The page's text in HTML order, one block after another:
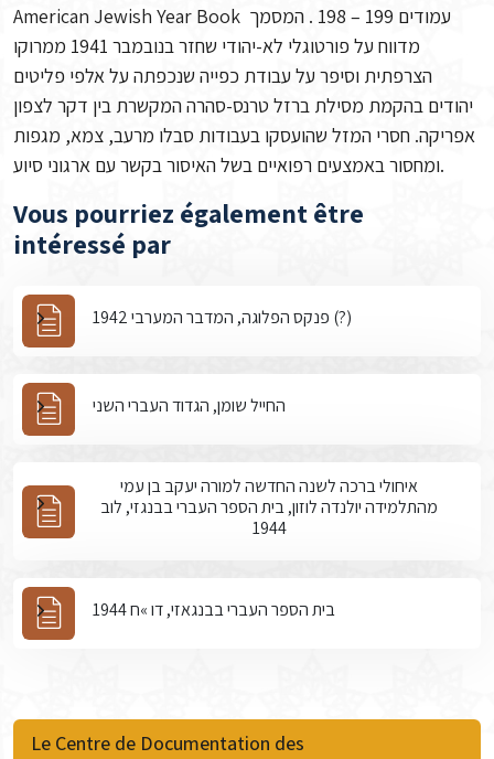
American Jewish Year Book עמודים 199 – 198 . המסמך
מדווח על פורטוגלי לא-יהודי שחזר בנובמבר 1941 ממרוקו
הצרפתית וסיפר על עבודת כפייה שנכפתה על אלפי פליטים
יהודים בהקמת מסילת ברזל טרנס-סהרה המקשרת בין דקר לצפון
אפריקה. חסרי המזל שהועסקו בעבודות סבלו מרעב, צמא, מגפות
ומחסור באמצעים רפואיים בשל האיסור בקשר עם ארגוני סיוע.
Vous pourriez également être
intéressé par
פנקס הפלוגה, המדבר המערבי 1942 (?)
החייל שומן, הגדוד העברי השני
איחולי ברכה לשנה החדשה למורה יעקב בן עמי
מהתלמידה יולנדה לוזון, בית הספר העברי בבנגזי, לוב
1944
בית הספר העברי בבנגאזי, דו »ח 1944
Le Centre de Documentation des